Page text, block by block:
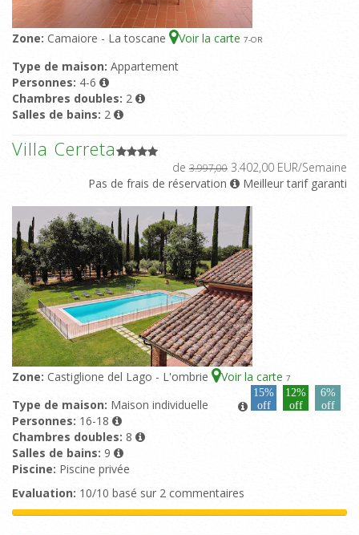
Zone: Camaiore - La toscane Voir la carte 7-OR
Type de maison: Appartement
Personnes: 4-6
Chambres doubles: 2
Salles de bains: 2
Villa Cerreta
de 3.997,00 3.402,00 EUR/Semaine
Pas de frais de réservation
Meilleur tarif garanti
Zone: Castiglione del Lago - L'ombrie Voir la carte 7
15%
off
12%
off
6%
off
Type de maison: Maison individuelle
Personnes: 16-18
Chambres doubles: 8
Salles de bains: 9
Piscine: Piscine privée
Evaluation: 10/10 basé sur 2 commentaires